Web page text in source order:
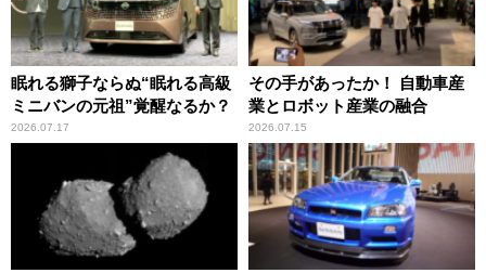
眠れる獅子ならぬ“眠れる高級
ミニバンの元祖”覚醒なるか？
2026.07.17
その手があったか！ 自動車産
業とロボット産業の融合
2026.07.15